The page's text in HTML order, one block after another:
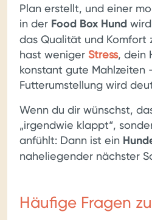
Plan erstellt, und einer
in der Food Box Hund
das Qualität und Komfort
hast weniger Stress, dein
konstant gute Mahlzeiten
Futterumstellung wird
Wenn du dir wünschst,
„irgendwie klappt“,
anfühlt: Dann ist ein
naheliegender nächster
Häufige Fragen